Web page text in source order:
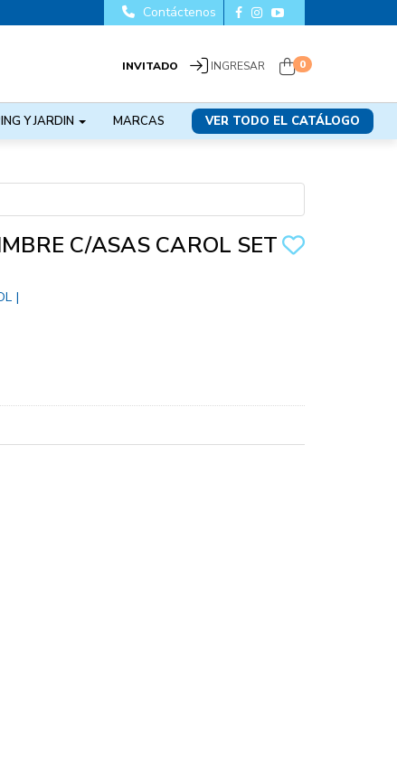
INVITADO INGRESAR 0
Y JARDIN MARCAS VER TODO EL CATÁLOGO
Contáctenos
C/ASAS CAROL SET
|